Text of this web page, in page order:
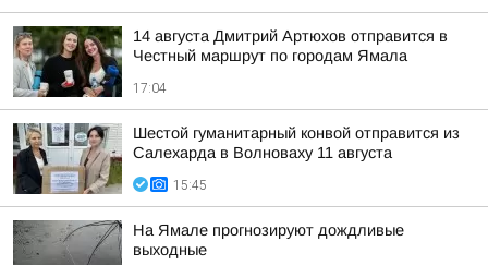
14 августа Дмитрий Артюхов отправится в
Честный маршрут по городам Ямала
17:04
Шестой гуманитарный конвой отправится из
Салехарда в Волноваху 11 августа
15:45
На Ямале прогнозируют дождливые
выходные